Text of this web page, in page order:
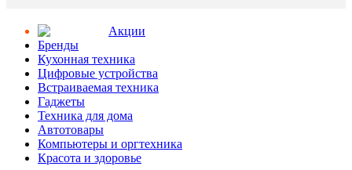
Aкции
Бренды
Кухонная техника
Цифровые устройства
Встраиваемая техника
Гаджеты
Техника для дома
Автотовары
Компьютеры и оргтехника
Красота и здоровье